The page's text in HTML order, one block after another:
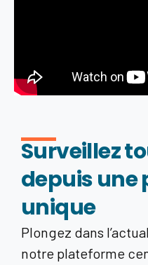
Surveillez
depuis
unique
Plongez dans
notre plateforme